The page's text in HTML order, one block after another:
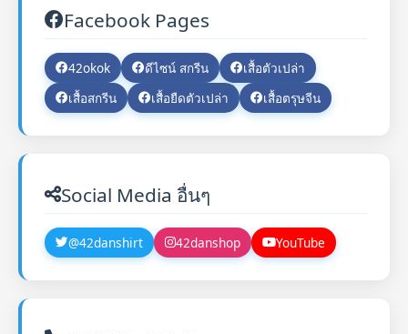
Facebook Pages
42okok ดีไซน์ สกรีน
เสื้อตัวเปล่า
เสื้อสกรีน
เสื้อยืดตัวเปล่า เสื้อตรุษจีน
Social Media อื่นๆ
@42danshirt 42danshop YouTube